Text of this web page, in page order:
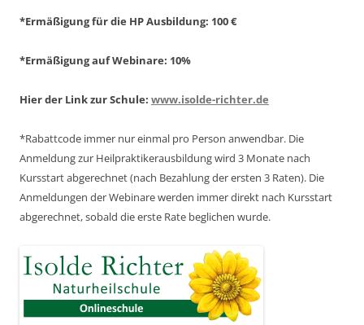
*Ermäßigung für die HP Ausbildung: 100 €
*Ermäßigung auf Webinare: 10%
Hier der Link zur Schule: www.isolde-richter.de
*Rabattcode immer nur einmal pro Person anwendbar. Die
Anmeldung zur Heilpraktikerausbildung wird 3 Monate nach
Kursstart abgerechnet(nach Bezahlung der ersten 3 Raten). Die
Anmeldungen der Webinare werden immer direkt nach Kursstart
abgerechnet,sobald die erste Rate beglichen wurde.